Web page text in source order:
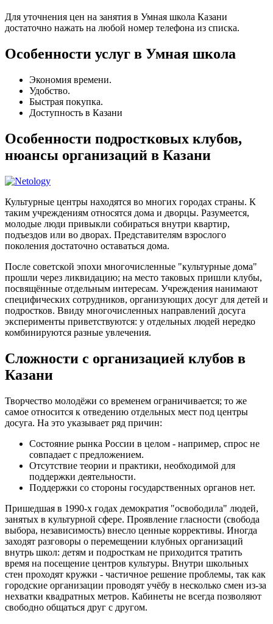
Для уточнения цен на занятия в Умная школа Казани
достаточно нажать на любой номер телефона из списка.
Особенности услуг в Умная школа
Экономия времени.
Удобство.
Быстрая покупка.
Доступность в Казани
Особенности подростковых клубов,
нюансы организаций в Казани
Культурные центры находятся во многих городах страны. К
таким учреждениям относятся дома и дворцы. Разумеется,
молодые люди привыкли собираться внутри квартир,
подъездов или во дворах. Представителям взрослого
поколения достаточно оставаться дома.
После советской эпохи многочисленные "культурные дома"
прошли через ликвидацию; на место таковых пришли клубы,
посвящённые отдельным интересам. Учреждения нанимают
специфических сотрудников, организующих досуг для детей и
подростков. Ввиду многочисленных направлений досуга
эксперименты приветствуются: у отдельных людей нередко
комбинируются разные увлечения.
Сложности с организацией клубов в
Казани
Творчество молодёжи со временем ограничивается; то же
самое относится к отведению отдельных мест под центры
досуга. На это указывает ряд причин:
Состояние рынка России в целом - например, спрос не
совпадает с предложением.
Отсутствие теории и практики, необходимой для
поддержки деятельности.
Поддержки со стороны государственных органов нет.
Пришедшая в 1990-х годах демократия "освободила" людей,
занятых в культурной сфере. Проявление гласности (свобода
выбора, независимость) внесло ценные коррективы. Иногда
заходят разговоры о перемещении клубных организаций
внутрь школ: детям и подросткам не приходится тратить
время на посещение центров культуры. Внутри школьных
стен проходят кружки - частичное решение проблемы, так как
городские организации проводят учёбу в несколько смен из-за
нехватки квадратных метров. Кабинеты не всегда позволяют
свободно общаться друг с другом.